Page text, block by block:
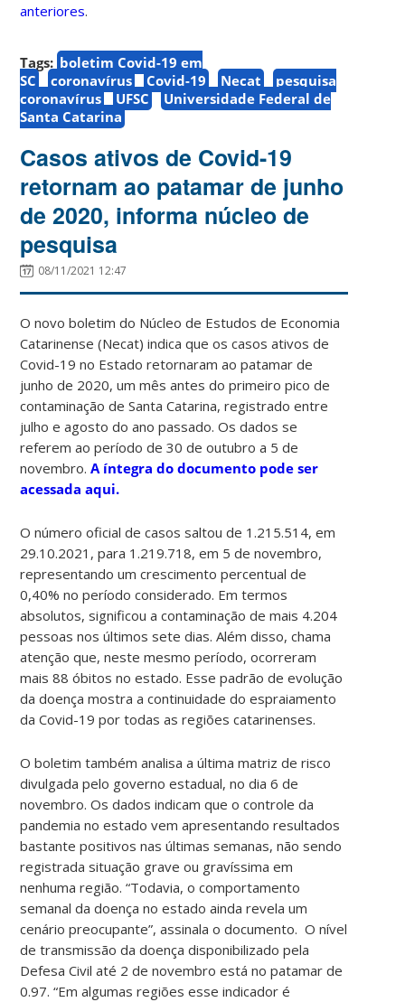
anteriores.
Tags: boletim Covid-19 em
SC
coronavírus Covid-19 Necat
pesquisa
coronavírus
UFSC
Universidade Federal de
Santa Catarina
Casos ativos de Covid-19
retornam ao patamar de junho
de 2020, informa núcleo de
pesquisa
08/11/2021 12:47
O novo boletim do Núcleo de Estudos de Economia
Catarinense (Necat) indica que os casos ativos de
Covid-19 no Estado retornaram ao patamar de
junho de 2020, um mês antes do primeiro pico de
contaminação de Santa Catarina, registrado entre
julho e agosto do ano passado. Os dados se
referem ao período de 30 de outubro a 5 de
novembro.A íntegra do documento pode ser
acessada aqui.
O número oficial de casos saltou de 1.215.514, em
29.10.2021, para 1.219.718, em 5 de novembro,
representando um crescimento percentual de
0,40% no período considerado. Em termos
absolutos, significou a contaminação de mais 4.204
pessoas nos últimos sete dias. Além disso, chama
atenção que, neste mesmo período, ocorreram
mais 88 óbitos no estado. Esse padrão de evolução
da doença mostra a continuidade do espraiamento
da Covid-19 por todas as regiões catarinenses.
O boletim também analisa a última matriz de risco
divulgada pelo governo estadual, no dia 6 de
novembro. Os dados indicam que o controle da
pandemia no estado vem apresentando resultados
bastante positivos nas últimas semanas, não sendo
registrada situação grave ou gravíssima em
nenhuma região. “Todavia, o comportamento
semanal da doença no estado ainda revela um
cenário preocupante”, assinala o documento. O nível
de transmissão da doença disponibilizado pela
Defesa Civil até 2 de novembro está no patamar de
0.97. “Em algumas regiões esse indicador é